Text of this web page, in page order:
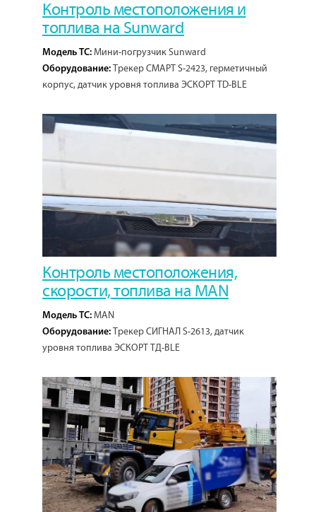
Контроль местоположения и
топлива на Sunward
Модель ТС: Мини-погрузчик Sunward
Оборудование: Трекер СМАРТ S-2423, герметичный
корпус, датчик уровня топлива ЭСКОРТ TD-BLE
Контроль местоположения,
скорости, топлива на MAN
Модель ТС: MAN
Оборудование: Трекер СИГНАЛ S-2613, датчик
уровня топлива ЭСКОРТ ТД-BLE